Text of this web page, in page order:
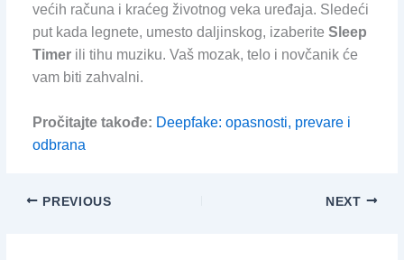
većih računa i kraćeg životnog veka uređaja. Sledeći
put kada legnete, umesto daljinskog, izaberite Sleep
Timerili tihu muziku. Vaš mozak, telo i novčanik će
vam biti zahvalni.
Pročitajte takođe: Deepfake: opasnosti, prevare i
odbrana
PREVIOUS NEXT